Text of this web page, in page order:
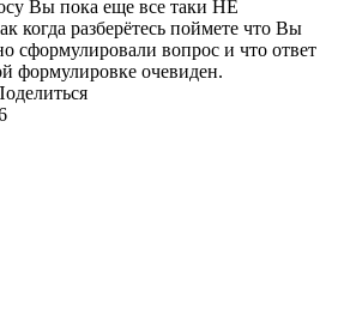
Вы пока еще все таки НЕ
когда разберётесь поймете что Вы
сформулировали вопрос и что ответ
формулировке очевиден.